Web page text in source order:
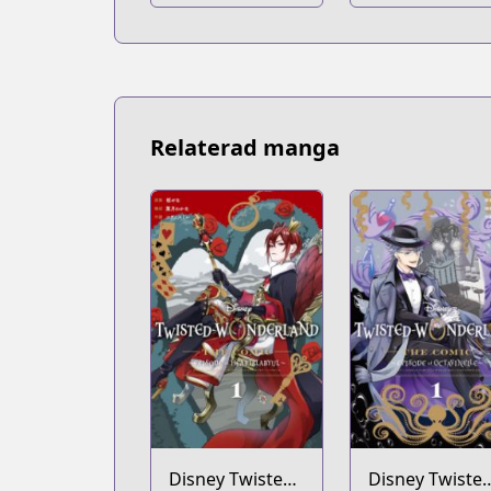
Relaterad manga
Disney Twisted- Disney